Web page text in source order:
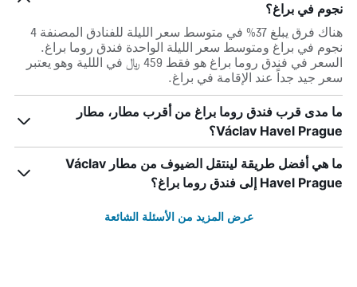
نجوم في براغ؟
هناك فرق يبلغ 37% في متوسط ​​سعر الليلة للفنادق المصنفة 4
نجوم في براغ ومتوسط ​​سعر الليلة الواحدة فندق روما براغ.
السعر في فندق روما براغ هو فقط 459 ﷼ في الللية وهو يعتبر
سعر جيد جداً عند الإقامة في براغ.
ما مدى قرب فندق روما براغ من أقرب مطار، مطار
Václav Havel Prague؟
ما هي أفضل طريقة لينتقل الضيوف من مطار Václav
Havel Prague إلى فندق روما براغ؟
عرض المزيد من الأسئلة الشائعة